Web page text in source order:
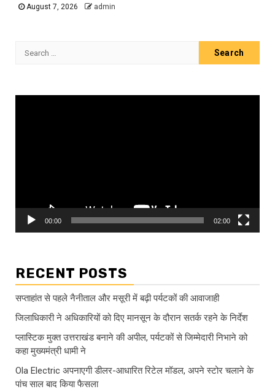
August 7, 2026 admin
Search
00:00 02:00
RECENT POSTS
सप्ताहांत से पहले नैनीताल और मसूरी में बढ़ी पर्यटकों की आवाजाही
जिलाधिकारी ने अधिकारियों को दिए मानसून के दौरान सतर्क रहने के निर्देश
प्लास्टिक मुक्त उत्तराखंड बनाने की अपील, पर्यटकों से जिम्मेदारी निभाने को
कहा मुख्यमंत्री धामी ने
Ola Electric अपनाएगी डीलर-आधारित रिटेल मॉडल, अपने स्टोर चलाने के
पांच साल बाद किया फैसला